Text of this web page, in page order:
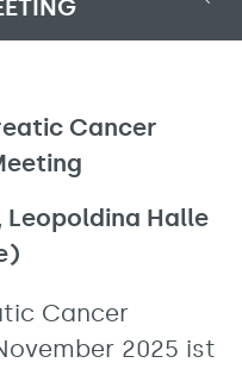
Cancer
Leopoldina Halle
Cancer
2025 ist